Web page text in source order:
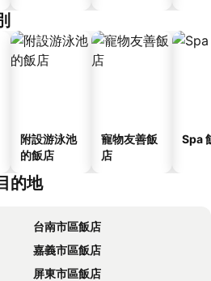
附設游泳池
的飯店
寵物友善飯
店
Spa
的地
台南市區飯店
嘉義市區飯店
屏東市區飯店